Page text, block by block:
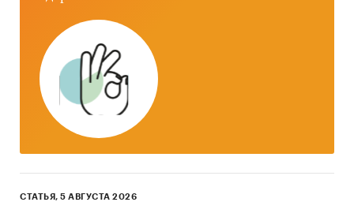
СТАТЬЯ, 5 АВГУСТА 2026